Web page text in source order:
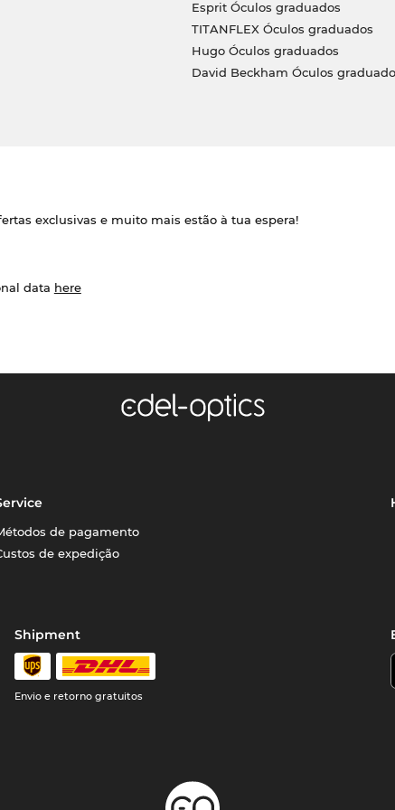
Esprit Óculos graduados
TITANFLEX Óculos graduados
Hugo Óculos graduados
David Beckham Óculos
exclusivas e muito mais estão à tua espera!
data here
de pagamento
de expedição
Shipment
Envio e retorno gratuitos